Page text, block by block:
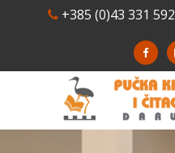
+385 (0)43 331 592